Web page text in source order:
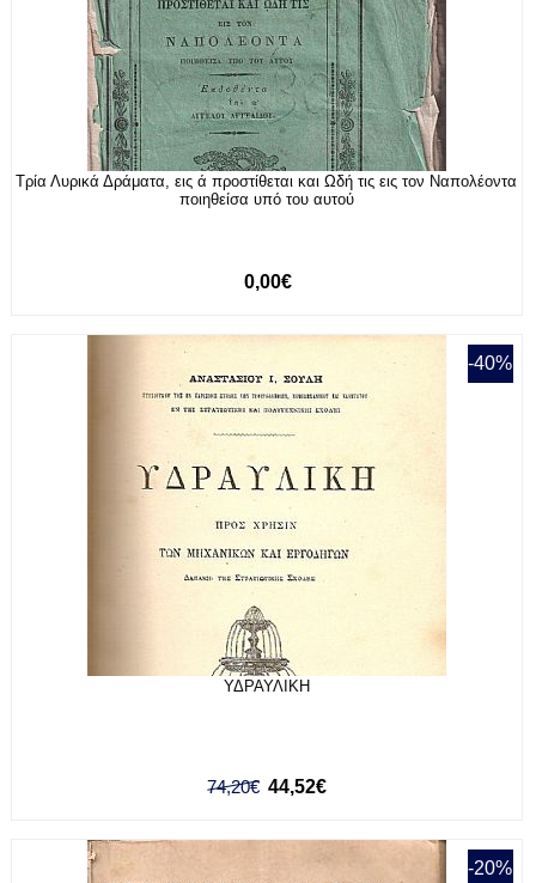
Τρία Λυρικά Δράματα, εις ά προστίθεται και Ωδή τις εις τον Ναπολέοντα
ποιηθείσα υπό του αυτού
0,00€
-40%
ΥΔΡΑΥΛΙΚΗ
74,20€ 44,52€
-20%